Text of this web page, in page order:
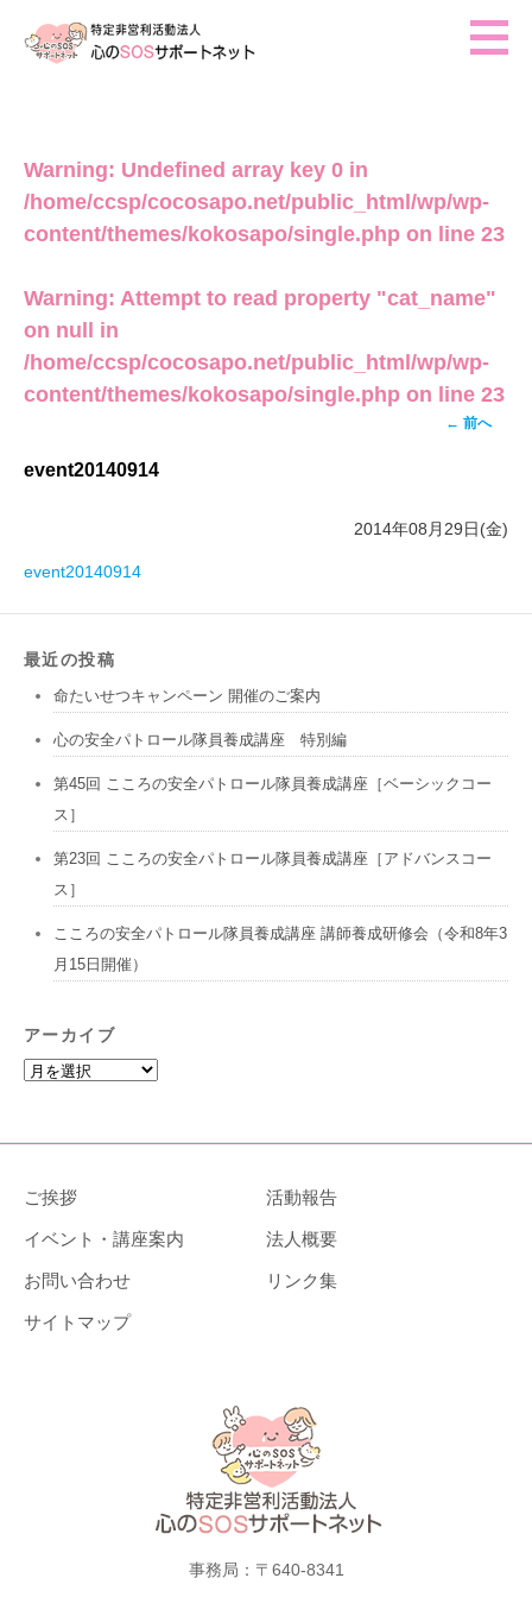
イベント・行事予定
Warning: Undefined array key 0 in
/home/ccsp/cocosapo.net/public_html/wp/wp-
content/themes/kokosapo/single.php on line 23
Warning: Attempt to read property "cat_name"
on null in
/home/ccsp/cocosapo.net/public_html/wp/wp-
content/themes/kokosapo/single.php on line 23
投稿ナ
← 前へ
event20140914
2014年08月29日(金)
event20140914
最近の投稿
命たいせつキャンペーン 開催のご案内
心の安全パトロール隊員養成講座 特別編
第45回 こころの安全パトロール隊員養成講座［ベーシックコー
ス］
第23回 こころの安全パトロール隊員養成講座［アドバンスコー
ス］
こころの安全パトロール隊員養成講座 講師養成研修会（令和8年3
月15日開催）
アーカイブ
ア
ブ
ご挨拶 活動報告
イベント・講座案内 法人概要
お問い合わせ リンク集
サイトマップ
事務局：〒640-8341